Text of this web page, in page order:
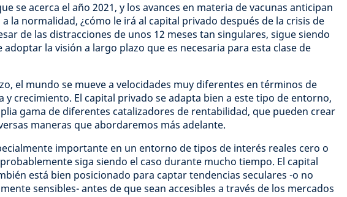
se acerca el año 2021, y los avances en materia de vacunas anticipan
la normalidad, ¿cómo le irá al capital privado después de la crisis de
de las distracciones de unos 12 meses tan singulares, sigue siendo
la visión a largo plazo que es necesaria para esta clase de
el mundo se mueve a velocidades muy diferentes en términos de
y crecimiento. El capital privado se adapta bien a este tipo de entorno,
gama de diferentes catalizadores de rentabilidad, que pueden crear
maneras que abordaremos más adelante.
importante en un entorno de tipos de interés reales cero o
siga siendo el caso durante mucho tiempo. El capital
está bien posicionado para captar tendencias seculares -o no
sensibles- antes de que sean accesibles a través de los mercados